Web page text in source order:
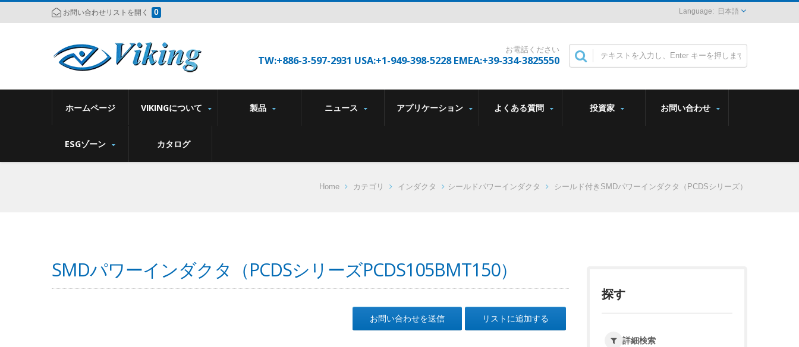
お問い合わせリストを開く 0 日本語
お電話ください
TW:+886-3-597-2931 USA:+1-949-398-5228 EMEA:+39-334-3825550
ホームページ VIKINGについて 製品 ニュース アプリケーション よくある質問 投資家 お問い合わせ
ESGゾーン カタログ
Home カテゴリ インダクタ シールドパワーインダクタ シールド付きSMDパワーインダクタ（PCDSシリーズ）
SMDパワーインダクタ（PCDSシリーズPCDS105BMT150）
お問い合わせを送信 リストに追加する
探す
詳細検索